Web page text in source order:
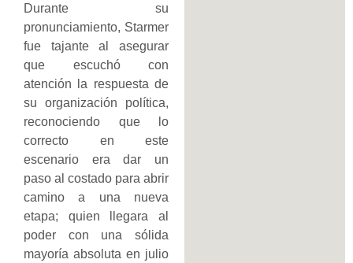
Durante su
pronunciamiento, Starmer
fue tajante al asegurar
que escuchó con
atención la respuesta de
su organización política,
reconociendo que lo
correcto en este
escenario era dar un
paso al costado para abrir
camino a una nueva
etapa; quien llegara al
poder con una sólida
mayoría absoluta en julio